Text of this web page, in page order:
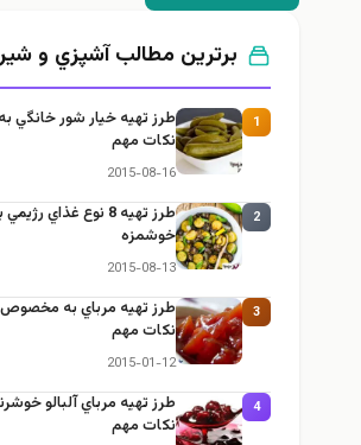
برترین مطالب آشپزي و شيريني
طرز تهيه خیار شور خانگي به 3 روش +
نكات مهم
2015-08-16
طرز تهيه 8 نوع غذاي رژيمي بسيار
خوشمزه
2015-08-13
طرز تهيه مرباي به مخصوص مجلسي +
نكات مهم
2015-01-12
طرز تهيه مرباي آلبالو خوشرنگ و
نكات مهم